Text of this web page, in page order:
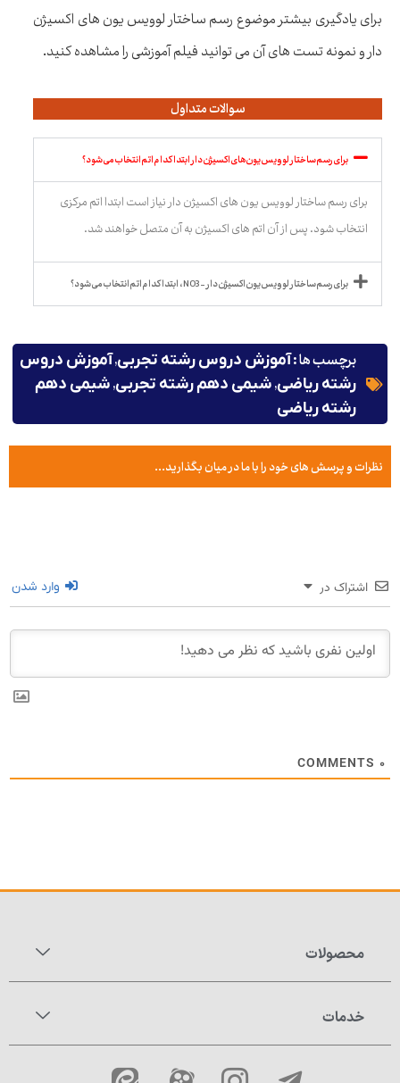
برای یادگیری بیشتر موضوع رسم ساختار لوویس یون های اکسیژن
دار و نمونه تست های آن می توانید فیلم آموزشی را مشاهده کنید.
سوالات متداول
برای رسم ساختار لوویس یون های اکسیژن دار ابتدا کدام اتم انتخاب می شود؟
برای رسم ساختار لوویس یون های اکسیژن دار نیاز است ابتدا اتم مرکزی
انتخاب شود. پس از آن اتم های اکسیژن به آن متصل خواهند شد.
برای رسم ساختار لوویس یون اکسیژن دار -NO3 ، ابتدا کدام اتم انتخاب می شود؟
برچسب ها :آموزش دروس رشته تجربی,آموزش دروس
رشته ریاضی,شیمی دهم رشته تجربی,شیمی دهم
رشته ریاضی
نظرات و پرسش های خود را با ما در میان بگذارید...
اشتراک در وارد شدن
۰
محصولات
خدمات